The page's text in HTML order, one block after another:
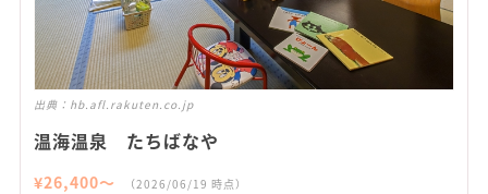
出典： hb.afl.rakuten.co.jp
温海温泉 たちばなや
¥26,400〜 （2026/06/19 時点）